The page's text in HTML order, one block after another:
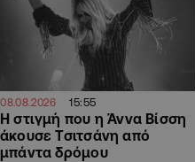
08.08.2026 15:55
H στιγμή που η Άννα Βίσση
άκουσε Τσιτσάνη από
μπάντα δρόμου